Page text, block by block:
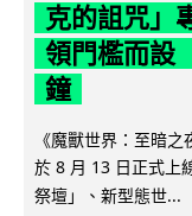
克的詛咒」
領門檻而設
鐘
《魔獸世界：至暗
於 8 月 13 日正式上
祭壇」、新型態世...